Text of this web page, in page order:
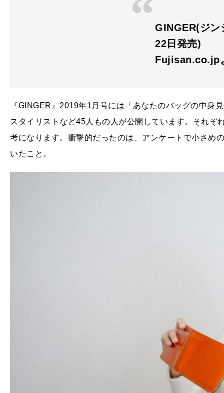
GINGER(ジン
22日発売)
Fujisan.co.jp
『GINGER』2019年1月号には「あなたのバッグの中身
スタイリストなど45人もの人が公開しています。それぞ
考になります。衝撃的だったのは、アンケートで小さめ
いたこと。